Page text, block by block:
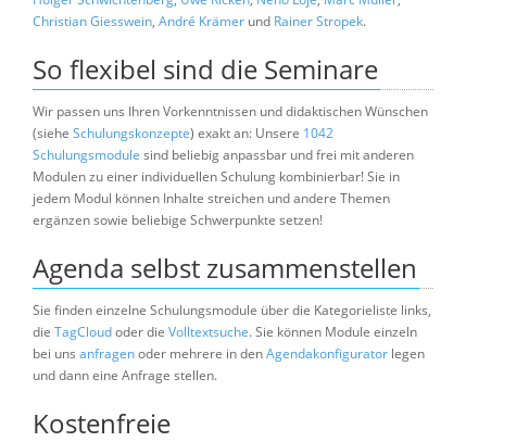
Christian Giesswein, André Krämer und Rainer Stropek.
So flexibel sind die Seminare
Wir passen uns Ihren Vorkenntnissen und didaktischen Wünschen
(siehe Schulungskonzepte) exakt an: Unsere 1042
Schulungsmodule sind beliebig anpassbar und frei mit anderen
Modulen zu einer individuellen Schulung kombinierbar! Sie in
jedem Modul können Inhalte streichen und andere Themen
ergänzen sowie beliebige Schwerpunkte setzen!
Agenda selbst zusammenstellen
Sie finden einzelne Schulungsmodule über die Kategorieliste links,
die TagCloudoder die Volltextsuche. Sie können Module einzeln
bei uns anfragenoder mehrere in denAgendakonfigurator legen
und dann eine Anfrage stellen.
Kostenfreie